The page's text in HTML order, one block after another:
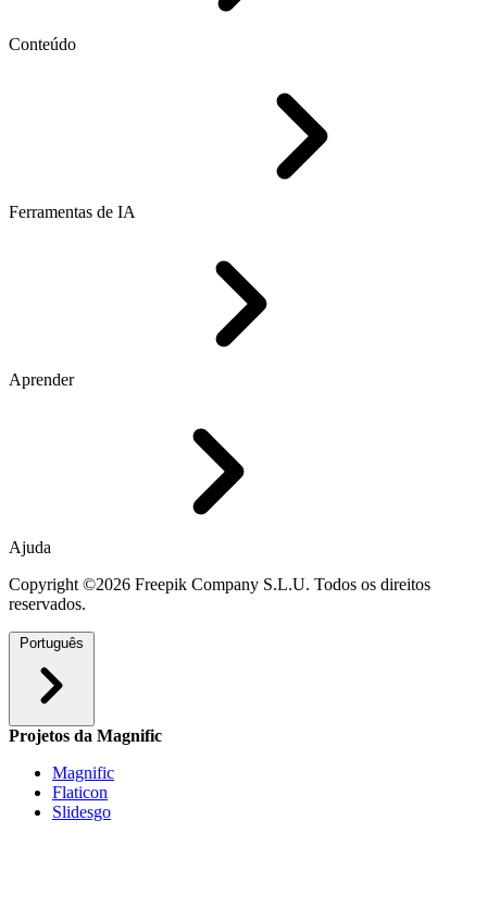
Conteúdo
Ferramentas de IA
Aprender
Ajuda
Copyright ©2026 Freepik Company S.L.U. Todos os direitos
reservados.
Português
Projetos da Magnific
Magnific
Flaticon
Slidesgo